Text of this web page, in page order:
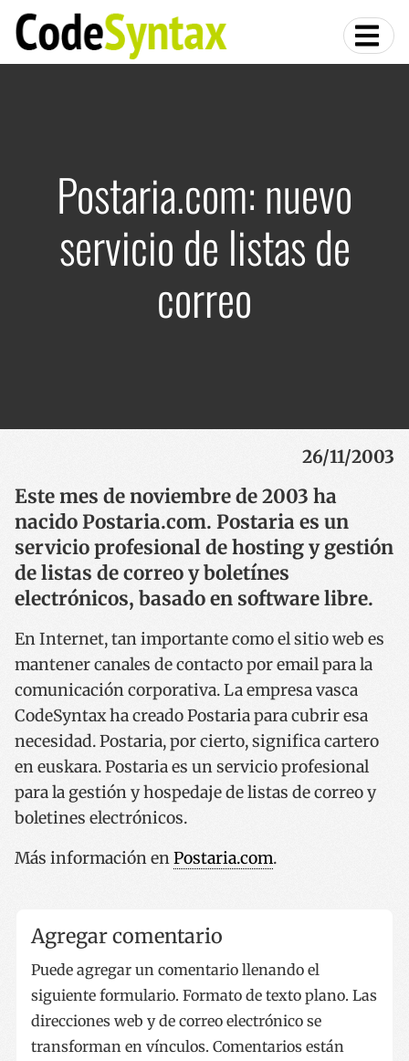
Postaria.com: nuevo
servicio de listas de
correo
26/11/2003
Este mes de noviembre de 2003 ha
nacido Postaria.com. Postaria es un
servicio profesional de hosting y gestión
de listas de correo y boletínes
electrónicos, basado en software libre.
En Internet, tan importante como el sitio web es
mantener canales de contacto por email para la
comunicación corporativa. La empresa vasca
CodeSyntax ha creado Postaria para cubrir esa
necesidad. Postaria, por cierto, significa cartero
en euskara. Postaria es un servicio profesional
para la gestión y hospedaje de listas de correo y
boletines electrónicos.
Más información enPostaria.com.
Agregar comentario
Puede agregar un comentario llenando el
siguiente formulario. Formato de texto plano. Las
direcciones web y de correo electrónico se
transforman en vínculos. Comentarios están